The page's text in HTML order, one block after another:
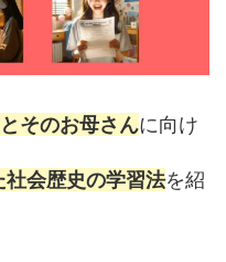
そのお母さんに向け
会歴史の学習法を紹